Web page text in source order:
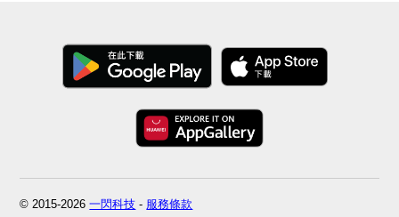
© 2015-2026一閃科技 - 服務條款